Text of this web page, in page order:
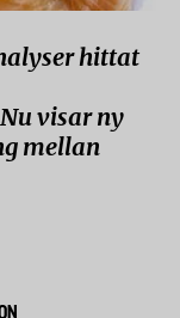
hittat
visar ny
mellan